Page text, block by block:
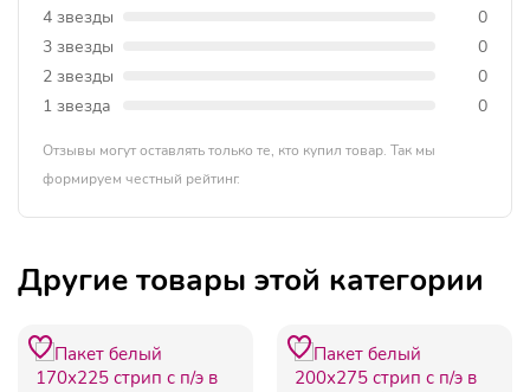
4 звезды
0
3 звезды
0
2 звезды
0
1 звезда
0
Отзывы могут оставлять только те, кто купил товар. Так мы
формируем честный рейтинг.
Другие товары этой категории